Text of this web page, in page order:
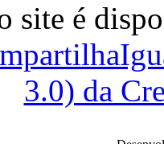
site é
3.0) da